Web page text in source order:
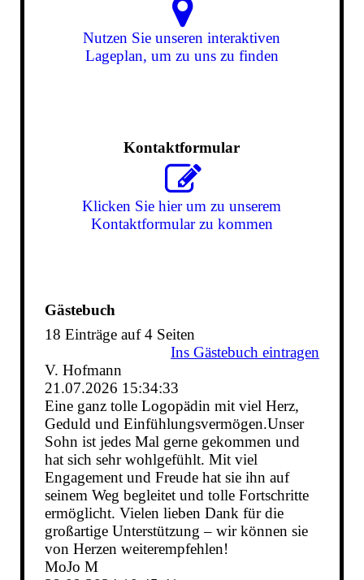
Nutzen Sie unseren interaktiven
La­ge­plan, um zu uns zu finden
Kontaktformular
Klicken Sie hier um zu unserem
Kon­takt­for­mu­lar zu kommen
Gästebuch
18 Einträge auf 4 Seiten
Ins Gästebuch eintragen
V. Hofmann
21.07.2026 15:34:33
Eine ganz tolle Logopädin mit viel Herz,
Geduld und Einfü­hlungsvermö­gen.­Unser
Sohn ist jedes Mal gerne gekommen und
hat sich sehr wohlgefühlt. Mit viel
Engagement und Freude hat sie ihn auf
seinem Weg begleitet und tolle Fortschritte
ermöglicht. Vielen lieben Dank für die
großartige Unterstützung – wir können sie
von Herzen weiterempfehlen!
MoJo M